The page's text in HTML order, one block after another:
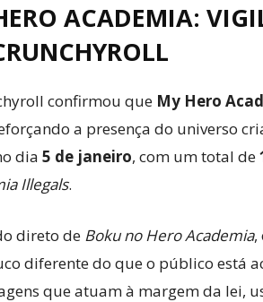
ACADEMIA:
confirmou que My Hero
a presença do universo
dia 5 de janeiro, com um total de
Illegals.
direto de Boku no Hero Academia,
diferente do que o público está
que atuam à margem da lei,